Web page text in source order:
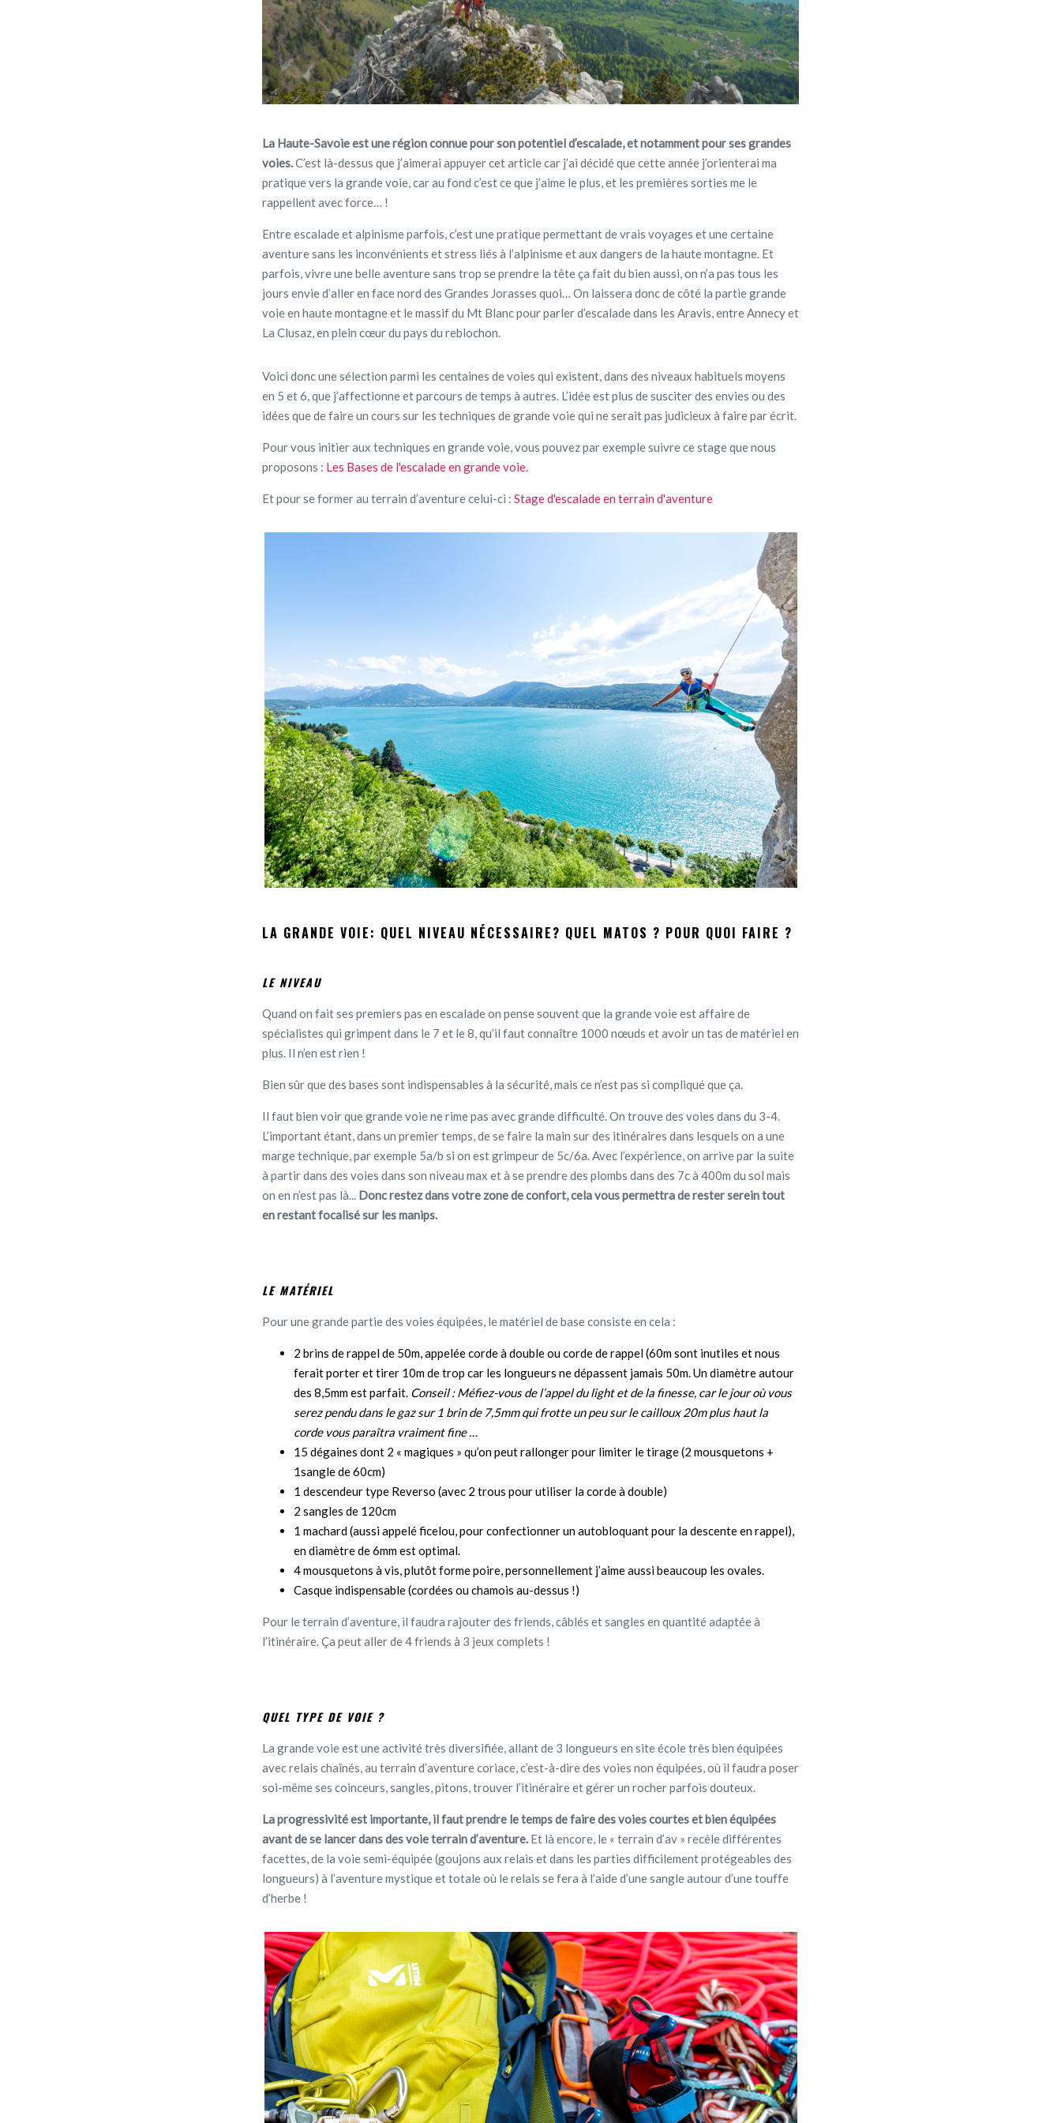
La Haute-Savoie est une région connue pour son potentiel d’escalade, et notamment pour ses grandes
voies.C’est là-dessus que j’aimerai appuyer cet article car j’ai décidé que cette année j’orienterai ma
pratique vers la grande voie, car au fond c’est ce que j’aime le plus, et les premières sorties me le
rappellent avec force… !
Entre escalade et alpinisme parfois, c’est une pratique permettant de vrais voyages et une certaine
aventure sans les inconvénients et stress liés à l’alpinisme et aux dangers de la haute montagne. Et
parfois, vivre une belle aventure sans trop se prendre la tête ça fait du bien aussi, on n’a pas tous les
jours envie d’aller en face nord des Grandes Jorasses quoi… On laissera donc de côté la partie grande
voie en haute montagne et le massif du Mt Blanc pour parler d’escalade dans les Aravis, entre Annecy et
La Clusaz, en plein cœur du pays du reblochon.
Voici donc une sélection parmi les centaines de voies qui existent, dans des niveaux habituels moyens
en 5 et 6, que j’affectionne et parcours de temps à autres. L’idée est plus de susciter des envies ou des
idées que de faire un cours sur les techniques de grande voie qui ne serait pas judicieux à faire par écrit.
Pour vous initier aux techniques en grande voie, vous pouvez par exemple suivre ce stage que nous
proposons : Les Bases de l'escalade en grande voie.
Et pour se former au terrain d’aventure celui-ci : Stage d'escalade en terrain d'aventure
LA GRANDE VOIE: QUEL NIVEAU NÉCESSAIRE? QUEL MATOS ? POUR QUOI FAIRE ?
LE NIVEAU
Quand on fait ses premiers pas en escalade on pense souvent que la grande voie est affaire de
spécialistes qui grimpent dans le 7 et le 8, qu’il faut connaître 1000 nœuds et avoir un tas de matériel en
plus. Il n’en est rien !
Bien sûr que des bases sont indispensables à la sécurité, mais ce n’est pas si compliqué que ça.
Il faut bien voir que grande voie ne rime pas avec grande difficulté. On trouve des voies dans du 3-4.
L’important étant, dans un premier temps, de se faire la main sur des itinéraires dans lesquels on a une
marge technique, par exemple 5a/b si on est grimpeur de 5c/6a. Avec l’expérience, on arrive par la suite
à partir dans des voies dans son niveau max et à se prendre des plombs dans des 7c à 400m du sol mais
on en n’est pas là... Donc restez dans votre zone de confort, cela vous permettra de rester serein tout
en restant focalisé sur les manips.
LE MATÉRIEL
Pour une grande partie des voies équipées, le matériel de base consiste en cela :
2 brins de rappel de 50m, appelée corde à double ou corde de rappel (60m sont inutiles et nous
ferait porter et tirer 10m de trop car les longueurs ne dépassent jamais 50m. Un diamètre autour
des 8,5mm est parfait. Conseil : Méfiez-vous de l’appel du light et de la finesse, car le jour où vous
serez pendu dans le gaz sur 1 brin de 7,5mm qui frotte un peu sur le cailloux 20m plus haut la
corde vous paraîtra vraiment fine …
15 dégaines dont 2 « magiques » qu’on peut rallonger pour limiter le tirage (2 mousquetons +
1sangle de 60cm)
1 descendeur type Reverso (avec 2 trous pour utiliser la corde à double)
2 sangles de 120cm
1 machard (aussi appelé ficelou, pour confectionner un autobloquant pour la descente en rappel),
en diamètre de 6mm est optimal.
4 mousquetons à vis, plutôt forme poire, personnellement j’aime aussi beaucoup les ovales.
Casque indispensable (cordées ou chamois au-dessus !)
Pour le terrain d’aventure, il faudra rajouter des friends, câblés et sangles en quantité adaptée à
l’itinéraire. Ça peut aller de 4 friends à 3 jeux complets !
QUEL TYPE DE VOIE ?
La grande voie est une activité très diversifiée, allant de 3 longueurs en site école très bien équipées
avec relais chaînés, au terrain d’aventure coriace, c’est-à-dire des voies non équipées, où il faudra poser
soi-même ses coinceurs, sangles, pitons, trouver l’itinéraire et gérer un rocher parfois douteux.
La progressivité est importante, il faut prendre le temps de faire des voies courtes et bien équipées
avant de se lancer dans des voie terrain d’aventure. Et là encore, le « terrain d’av » recèle différentes
facettes, de la voie semi-équipée (goujons aux relais et dans les parties difficilement protégeables des
longueurs) à l’aventure mystique et totale où le relais se fera à l’aide d’une sangle autour d’une touffe
d’herbe !